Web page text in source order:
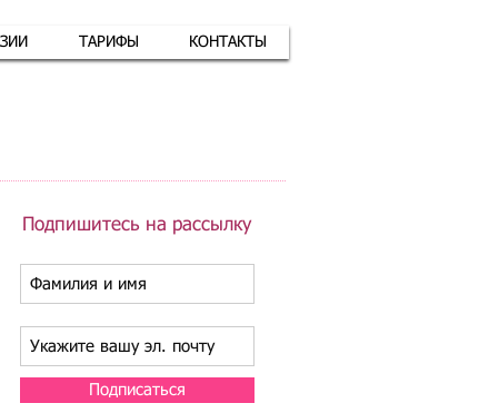
ТАРИФЫ КОНТАКТЫ
Подпишитесь на рассылку
Подписаться